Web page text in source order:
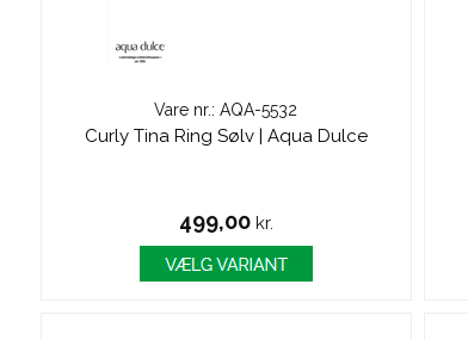
Vare nr.: AQA-5532
Curly Tina Ring Sølv | Aqua Dulce
499,00 kr.